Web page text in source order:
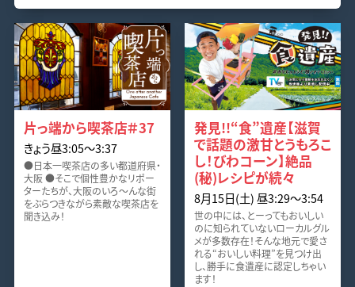
片っ端から喫茶店＃37
きょう昼3:05～3:37
●日本一喫茶店の多い都道府県・
大阪 ●そこで個性豊かなリポー
ターたちが、大阪のいろ～んな街
をぶらつきながら素敵な喫茶店を
聞き込み！
発見!!“食”遺産【滋賀
で話題の激甘とうもろこ
し！びわコーン】絶品
(秘)レシピが続々
8月15日(土) 昼3:29～3:54
世の中には、とーってもおいしい
のに知られていないローカルグル
メが多数存在！そんな地元で愛さ
れる“おいしい料理”を見つけ出
し、勝手に食遺産に認定しちゃい
ます！